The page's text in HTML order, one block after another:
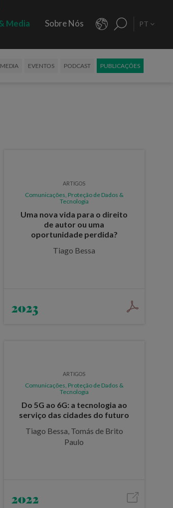
Media Sobre Nós PT
MEDIA EVENTOS PODCAST PUBLICAÇÕES
ARTIGOS
Comunicações, Proteção de Dados &
Tecnologia
Uma nova vida para o direito
de autor ou uma
oportunidade perdida?
Tiago Bessa
2023
ARTIGOS
Comunicações, Proteção de Dados &
Tecnologia
Do 5G ao 6G: a tecnologia ao
serviço das cidades do futuro
Tiago Bessa, Tomás de Brito
Paulo
2022